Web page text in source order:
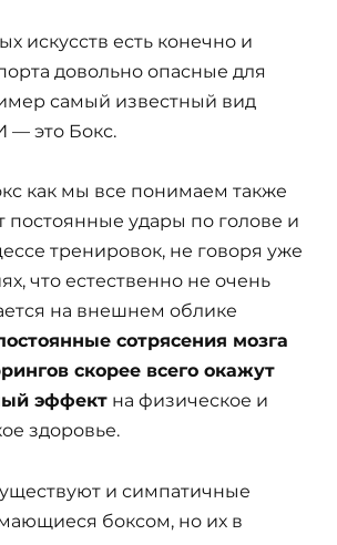
искусств есть конечно и
довольно опасные для
самый известный вид
— это Бокс.
как мы все понимаем также
постоянные удары по голове и
тренировок, не говоря уже
что естественно не очень
на внешнем облике
сотрясения мозга
скорее всего окажут
эффект на физическое и
здоровье.
и симпатичные
боксом, но их в